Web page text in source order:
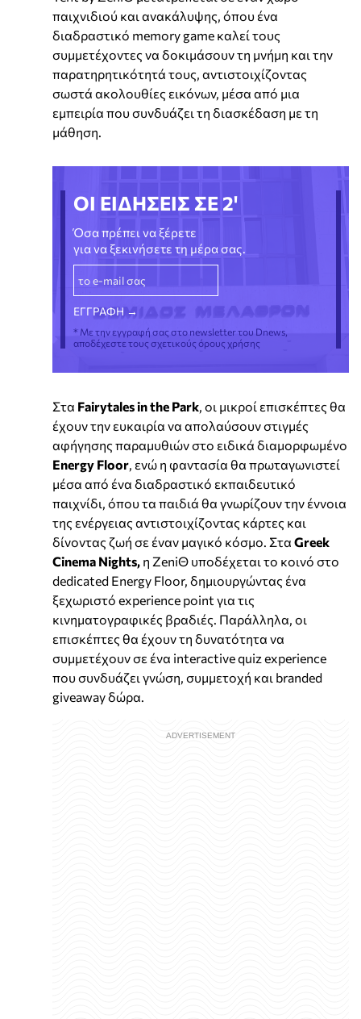
παιχνιδιού και ανακάλυψης, όπου ένα
διαδραστικό memory game καλεί τους
συμμετέχοντες να δοκιμάσουν τη μνήμη και την
παρατηρητικότητά τους, αντιστοιχίζοντας
σωστά ακολουθίες εικόνων, μέσα από μια
εμπειρία που συνδυάζει τη διασκέδαση με τη
μάθηση.
ΟΙ ΕΙΔΗΣΕΙΣ ΣΕ 2'
Όσα πρέπει να ξέρετε
για να ξεκινήσετε τη μέρα σας.
* Με την εγγραφή σας στο newsletter του Dnews,
αποδέχεστε τους σχετικούς όρους χρήσης
Στα Fairytales in the Park, οι μικροί επισκέπτες θα
έχουν την ευκαιρία να απολαύσουν στιγμές
αφήγησης παραμυθιών στο ειδικά διαμορφωμένο
Energy Floor, ενώ η φαντασία θα πρωταγωνιστεί
μέσα από ένα διαδραστικό εκπαιδευτικό
παιχνίδι, όπου τα παιδιά θα γνωρίζουν την έννοια
της ενέργειας αντιστοιχίζοντας κάρτες και
δίνοντας ζωή σε έναν μαγικό κόσμο. Στα Greek
Cinema Nights, η ZeniΘ υποδέχεται το κοινό στο
dedicated Energy Floor, δημιουργώντας ένα
ξεχωριστό experience point για τις
κινηματογραφικές βραδιές. Παράλληλα, οι
επισκέπτες θα έχουν τη δυνατότητα να
συμμετέχουν σε ένα interactive quiz experience
που συνδυάζει γνώση, συμμετοχή και branded
giveaway δώρα.